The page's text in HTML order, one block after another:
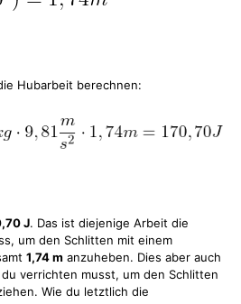
Hubarbeit berechnen:
J. Das ist diejenige Arbeit die
um den Schlitten mit einem
1,74 m anzuheben. Dies aber auch
verrichten musst, um den Schlitten
Wie du letztlich die